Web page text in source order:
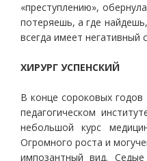
«преступлению»,
потеряешь, а где
всегда имеет негативный
ХИРУРГ УСПЕНСКИЙ
В конце сороковых
педагогическом
небольшой курс
Огромного роста и
импозантный вид.